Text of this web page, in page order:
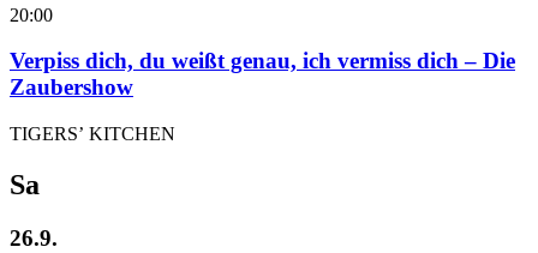
20:00
Verpiss dich, du weißt genau, ich vermiss dich – Die
Zaubershow
TIGERS’ KITCHEN
Sa
26.9.